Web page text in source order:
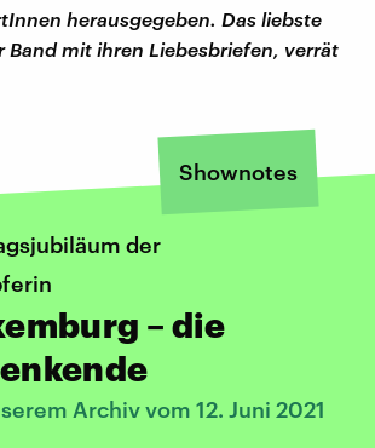
herausgegeben. Das liebste
Band mit ihren Liebesbriefen, verrät
Shownotes
der
– die
Archiv vom 12. Juni 2021